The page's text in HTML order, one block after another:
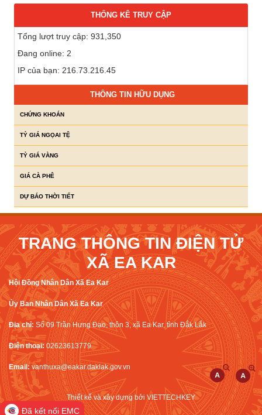
THỐNG KÊ TRUY CẬP
Tổng lượt truy cập: 931,350
Đang online: 2
IP của bạn: 216.73.216.45
THÔNG TIN HỮU DỤNG
CHỨNG KHOÁN
TỶ GIÁ NGỌAI TỆ
TỶ GIÁ VÀNG
GIÁ CÀ PHÊ
DỰ BÁO THỜI TIẾT
TRANG THÔNG TIN ĐIỆN TỬ
XÃ EA KAR
Hội Đồng Nhân Dân Xã Ea Kar
Ủy Ban Nhân Dân Xã Ea Kar
Địa chỉ: Số 09 Trần Hưng Đạo, thôn 3, xã Ea Kar, tỉnh Đắk Lắk
Điện thoại: 02623613779
Email: vanthuxa@eakar.daklak.gov.vn
Thiết kế và xây dựng bởi VIETTECHKEY
Đã kết nối EMC